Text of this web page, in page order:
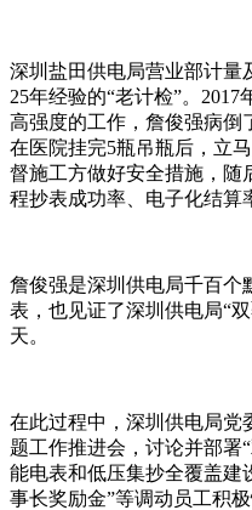
深圳盐田供电局营业部计量
25年经验的“老计检”。
高强度的工作，詹俊强病倒
在医院挂完5瓶吊瓶后，立
督施工方做好安全措施，随
程抄表成功率、电子化结算
詹俊强是深圳供电局千百个
表，也见证了深圳供电局“
天。
在此过程中，深圳供电局党
题工作推进会，讨论并部署
能电表和低压集抄全覆盖建
事长奖励金”等调动员工积极